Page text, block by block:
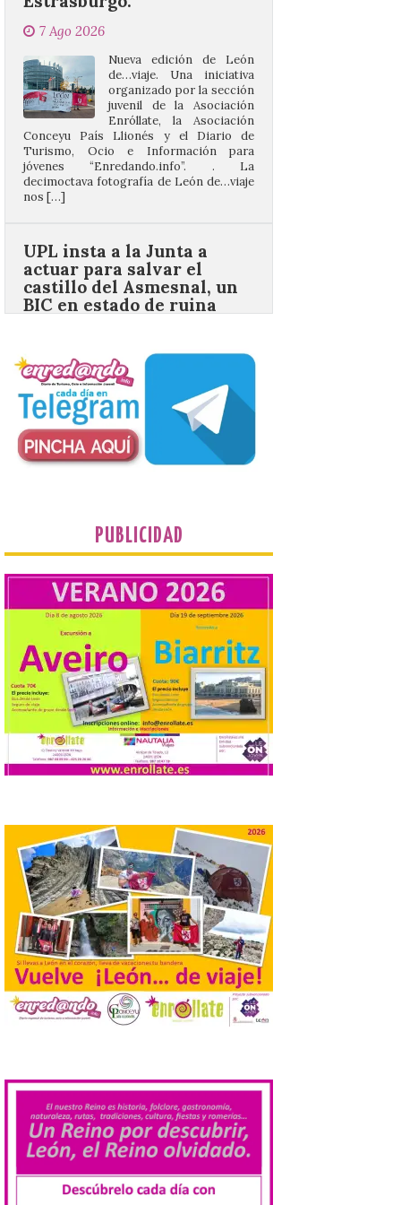
7 Ago 2026
de…viaje. Una iniciativa
organizado por la sección
juvenil de la Asociación
Enróllate, la Asociación
Conceyu País Llionés y el Diario de
Turismo, Ocio e Información para
jóvenes “Enredando.info”. . La
decimoctava fotografía de León de…viaje
nos […]
actuar para salvar el
castillo del Asmesnal, un
BIC en estado de ruina
7 Ago 2026
Cultural abandonado
desde 1949. Los
procuradores leonesistas
plantean que la Junta
contacte cuanto antes con los
propietarios para exigirles medidas
inmediatas que frenen el deterioro y el
riesgo de colapso. Los procuradores de
La Universidad de León
distribuye folletos con la
programación del evento
del eclipse solar que
organiza con la ESA y el
Ayuntamiento
7 Ago 2026
Los materiales ya pueden
recogerse gratuitamente
en la Oficina de
Información Turística de
León e incluyen, además
del programa del evento, una guía
práctica con recomendaciones
Laciana comienza su
programación para
disfrutar el eclipse total
del 12 de agosto
7 Ago 2026
Durante los días 1 y 2 de
agosto, tanto el público
infantil como el adulto
pudo disfrutar de un
de mañana dedicados preferentemente al
público infantil y, el resto del […]
Más de 200.000 jóvenes
nacidos en 2008 ya han
solicitado el Bono Cultural
Joven 2026 en su primer
PUBLICIDAD